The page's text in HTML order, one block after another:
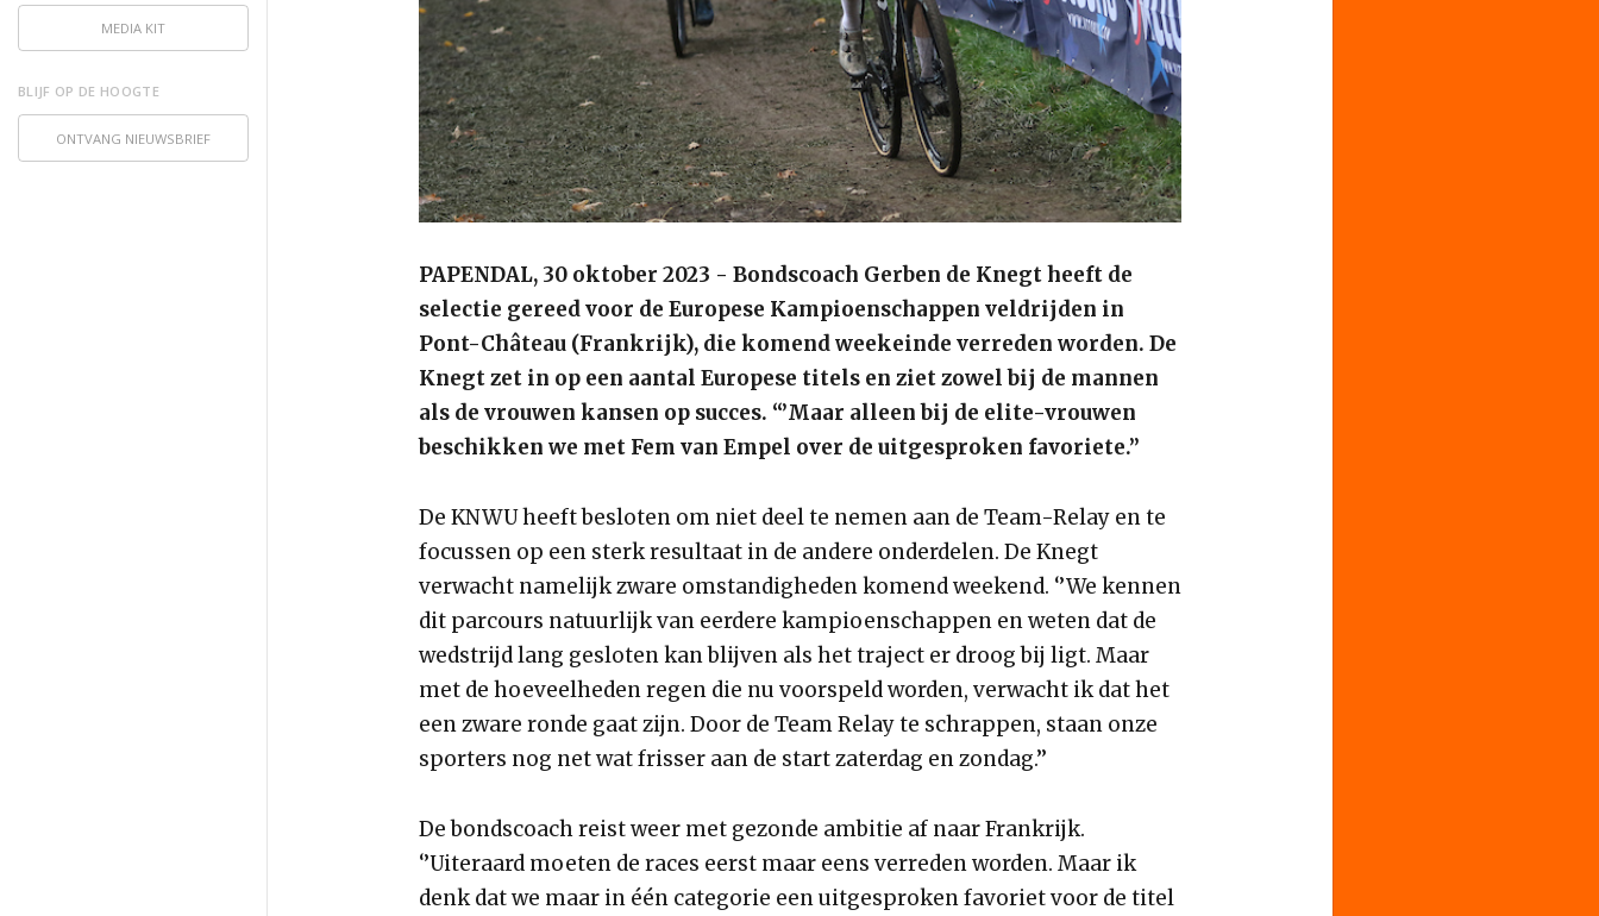
PAPENDAL, 30 oktober 2023 - Bondscoach Gerben de Knegt heeft de
selectie gereed voor de Europese Kampioenschappen veldrijden in
Pont-Château (Frankrijk), die komend weekeinde verreden worden. De
Knegt zet in op een aantal Europese titels en ziet zowel bij de mannen
als de vrouwen kansen op succes. “’Maar alleen bij de elite-vrouwen
beschikken we met Fem van Empel over de uitgesproken favoriete.’’
De KNWU heeft besloten om niet deel te nemen aan de Team-Relay en te
focussen op een sterk resultaat in de andere onderdelen. De Knegt
verwacht namelijk zware omstandigheden komend weekend. ‘’We kennen
dit parcours natuurlijk van eerdere kampioenschappen en weten dat de
wedstrijd lang gesloten kan blijven als het traject er droog bij ligt. Maar
met de hoeveelheden regen die nu voorspeld worden, verwacht ik dat het
een zware ronde gaat zijn. Door de Team Relay te schrappen, staan onze
sporters nog net wat frisser aan de start zaterdag en zondag.’’
De bondscoach reist weer met gezonde ambitie af naar Frankrijk.
‘’Uiteraard moeten de races eerst maar eens verreden worden. Maar ik
denk dat we maar in één categorie een uitgesproken favoriet voor de titel
MEDIA KIT
BLIJF OP DE HOOGTE
ONTVANG NIEUWSBRIEF